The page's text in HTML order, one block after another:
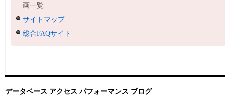
画一覧
サイトマップ
総合FAQサイト
データベース アクセス パフォーマンス ブログ